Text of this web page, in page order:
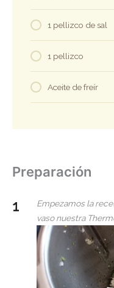
1 pellizco de sal
1 pellizco
Aceite de freír
Preparación
Empezamos la
vaso nuestra